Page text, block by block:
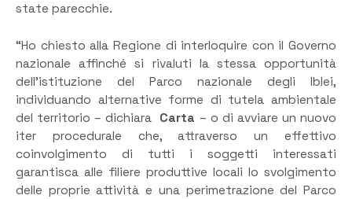
state parecchie.
“Ho chiesto alla Regione di interloquire con il Governo
nazionale affinché si rivaluti la stessa opportunità
dell’istituzione del Parco nazionale degli Iblei,
individuando alternative forme di tutela ambientale
del territorio – dichiara Carta – o di avviare un nuovo
iter procedurale che, attraverso un effettivo
coinvolgimento di tutti i soggetti interessati
garantisca alle filiere produttive locali lo svolgimento
delle proprie attività e una perimetrazione del Parco